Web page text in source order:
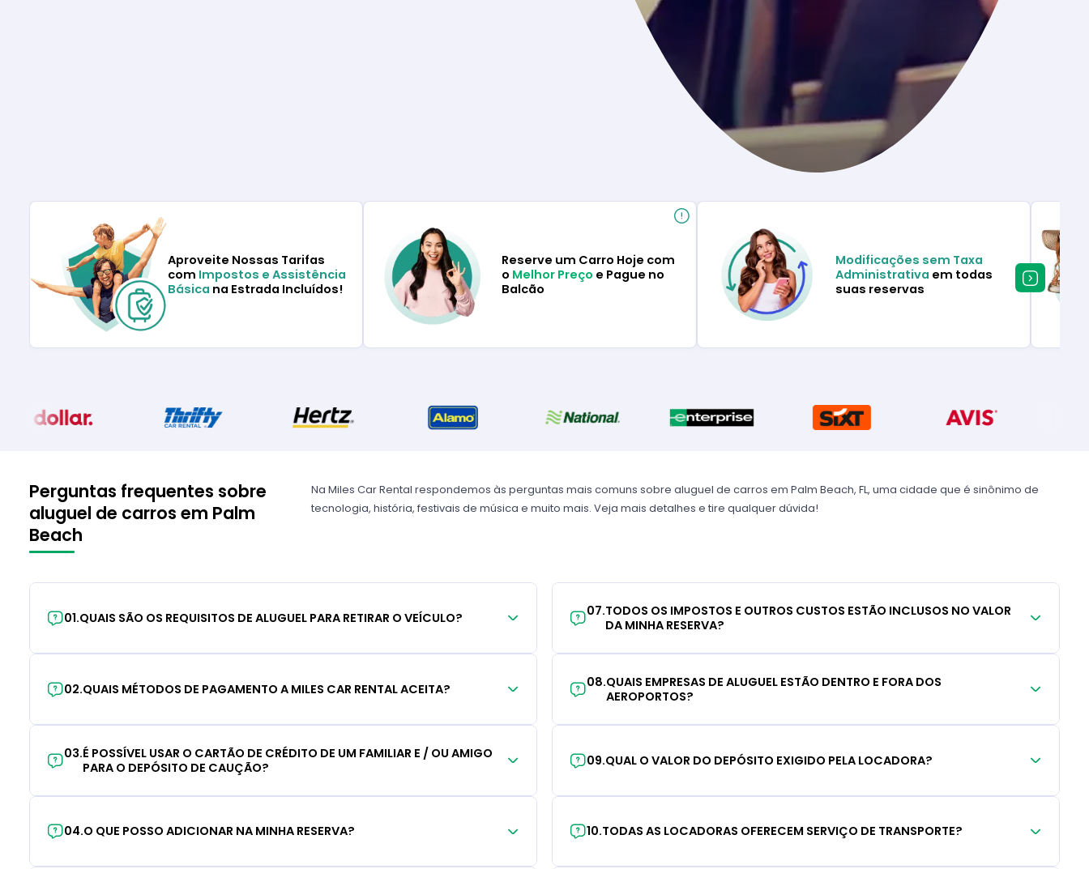
Aproveite Nossas Tarifas
com Impostos e Assistência
Básica na Estrada Incluídos!
Reserve um Carro Hoje com
o Melhor Preço e Pague no
Balcão
Modificações sem Taxa
Administrativa em todas
suas reservas
Perguntas frequentes sobre
aluguel de carros em Palm
Beach
Na Miles Car Rental respondemos às perguntas mais comuns sobre aluguel de carros em Palm Beach, FL, uma cidade que é sinônimo de
tecnologia, história, festivais de música e muito mais. Veja mais detalhes e tire qualquer dúvida!
01.QUAIS SÃO OS REQUISITOS DE ALUGUEL PARA RETIRAR O VEÍCULO?
02.QUAIS MÉTODOS DE PAGAMENTO A MILES CAR RENTAL ACEITA?
03.É POSSÍVEL USAR O CARTÃO DE CRÉDITO DE UM FAMILIAR E / OU AMIGO
PARA O DEPÓSITO DE CAUÇÃO?
04.O QUE POSSO ADICIONAR NA MINHA RESERVA?
07.TODOS OS IMPOSTOS E OUTROS CUSTOS ESTÃO INCLUSOS NO VALOR
DA MINHA RESERVA?
08.QUAIS EMPRESAS DE ALUGUEL ESTÃO DENTRO E FORA DOS
AEROPORTOS?
09.QUAL O VALOR DO DEPÓSITO EXIGIDO PELA LOCADORA?
10.TODAS AS LOCADORAS OFERECEM SERVIÇO DE TRANSPORTE?